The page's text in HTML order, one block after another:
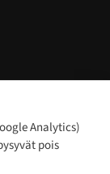
Analytics)
pois